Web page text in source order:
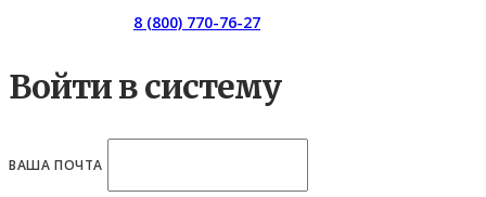
8 (800) 770-76-27
Войти в систему
ВАША ПОЧТА